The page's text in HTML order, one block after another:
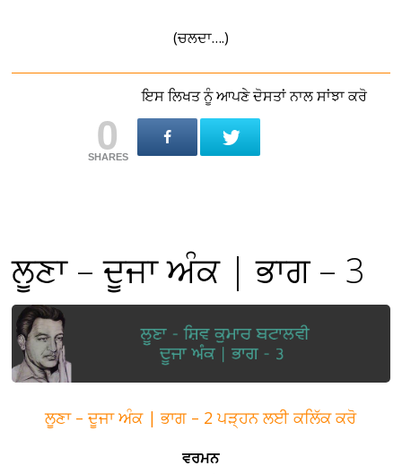
(ਚਲਦਾ….)
ਇਸ ਲਿਖਤ ਨੂੰ ਆਪਣੇ ਦੋਸਤਾਂ ਨਾਲ ਸਾਂਝਾ ਕਰੋ
0
SHARES
ਲੂਣਾ – ਦੂਜਾ ਅੰਕ | ਭਾਗ – 3
ਲੂਣਾ – ਦੂਜਾ ਅੰਕ | ਭਾਗ – 2 ਪੜ੍ਹਨ ਲਈ ਕਲਿੱਕ ਕਰੋ
ਵਰਮਨ